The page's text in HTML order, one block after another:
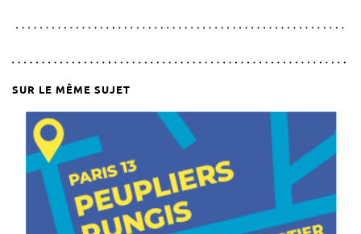
SUR LE MÊME SUJET